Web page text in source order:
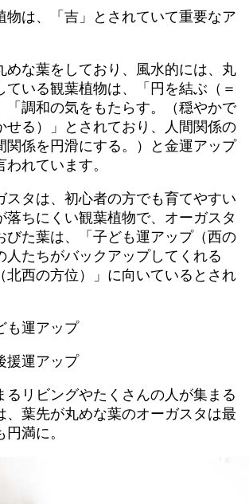
物は、「吉」とされていて重要なア
めな葉をしており、風水的には、丸
ている観葉植物は、「円を結ぶ（＝
「調和の気をもたらす。（穏やかで
せる）」とされており、人間関係の
関係を円滑にする。）と金運アップ
れています。
スタは、初心者の方でも育てやすい
落ちにくい観葉植物で、オーガスタ
びた葉は、「子ども運アップ（西の
人たちがバックアップしてくれる
北西の方位）」に向いているとされ
も運アップ
援運アップ
るリビングやたくさんの人が集まる
、葉先が丸めな葉のオーガスタは最
満に。